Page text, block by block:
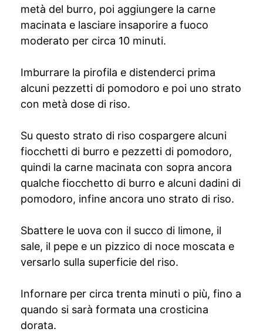
metà del burro, poi aggiungere la carne
macinata e lasciare insaporire a fuoco
moderato per circa 10 minuti.
Imburrare la pirofila e distenderci prima
alcuni pezzetti di pomodoro e poi uno strato
con metà dose di riso.
Su questo strato di riso cospargere alcuni
fiocchetti di burro e pezzetti di pomodoro,
quindi la carne macinata con sopra ancora
qualche fiocchetto di burro e alcuni dadini di
pomodoro, infine ancora uno strato di riso.
Sbattere le uova con il succo di limone, il
sale, il pepe e un pizzico di noce moscata e
versarlo sulla superficie del riso.
Infornare per circa trenta minuti o più, fino a
quando si sarà formata una crosticina
dorata.